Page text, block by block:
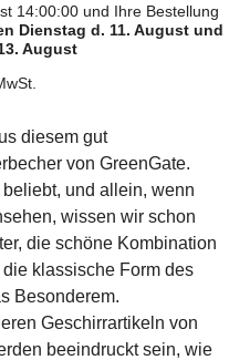
14:00:00 und Ihre Bestellung
Dienstag d. 11. August und
August
diesem gut
von GreenGate.
und allein, wenn
wissen wir schon
die schöne Kombination
klassische Form des
Besonderem.
Geschirrartikeln von
beeindruckt sein, wie